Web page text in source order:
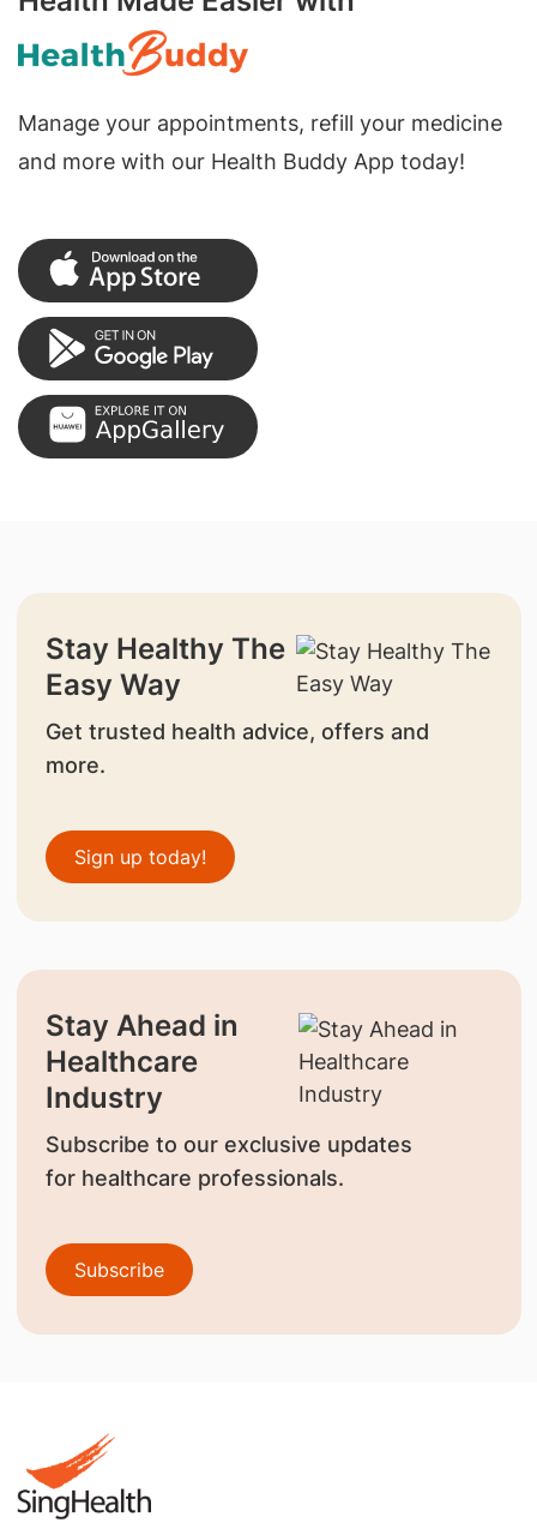
Manage your appointments, refill your medicine
and more with our Health Buddy App today!
Stay Healthy The
Easy Way
Get trusted health advice, offers and
more.
Sign up today!
Stay Ahead in
Healthcare
Industry
Subscribe to our exclusive updates
for healthcare professionals.
Subscribe